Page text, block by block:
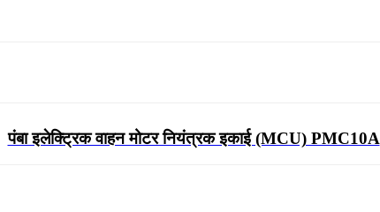
पंबा इलेक्ट्रिक वाहन मोटर नियंत्रक इकाई (MCU) PMC10A